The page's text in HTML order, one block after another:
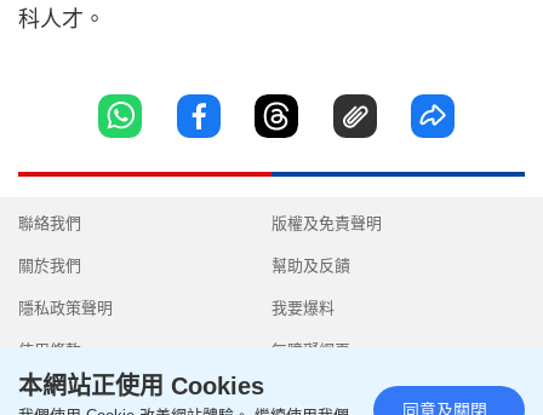
科人才。
聯絡我們
關於我們
隱私政策聲明
使用條款
版權及免責聲明
幫助及反饋
我要爆料
無障礙網頁
本網站正使用 Cookies
同意及關閉